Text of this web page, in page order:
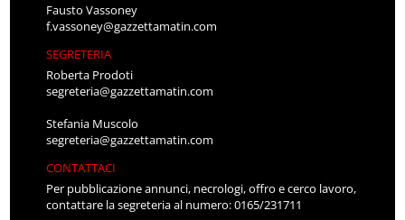
Fausto Vassoney
f.vassoney@gazzettamatin.com
SEGRETERIA
Roberta Prodoti
segreteria@gazzettamatin.com
Stefania Muscolo
segreteria@gazzettamatin.com
CONTATTACI
Per pubblicazione annunci, necrologi, offro e cerco lavoro,
contattare la segreteria al numero: 0165/231711